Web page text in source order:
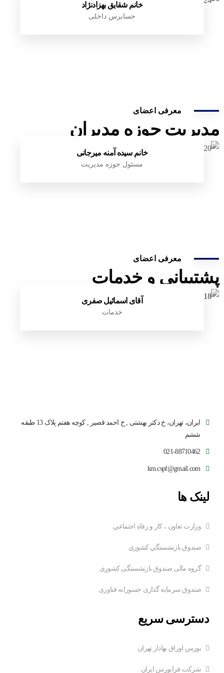
خانم شقایق بهزادنژاد
حسابرس داخلی
معرفی اعضای
مدیریت حوزه مدیران
خانم سیده آمنه میرجانی
مسئول حوزه مدیریت
معرفی اعضای
پشتیبانی و خدمات
آقای اسمائیل صفری
خدمات
ایران، تهران، خ دکتر بهشتی , خ احمد قصیر , کوچه هفتم پلاک 13 طبقه
ششم
021-88710462
km.cspf@gmail.com
لینک ها
وزارت تعاون ، کار و رفاه اجتماعي
صندوق بازنشستگي کشوري
گروه مالی صندوق بازنشستگی کشوری
صندوق سرمایه گذاری جسورانه فناوری
دسترسی سریع
بورس اوراق بهادار تهران
شرکت فرابورس ایران